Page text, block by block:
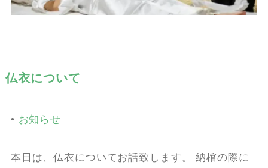
仏衣について
• お知らせ
本日は、仏衣についてお話致します。 納棺の際に